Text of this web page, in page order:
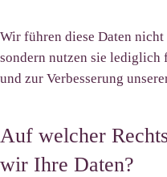
Wir führen diese Daten nicht
sondern nutzen sie lediglich
und zur Verbesserung
Auf welcher
wir Ihre Daten?